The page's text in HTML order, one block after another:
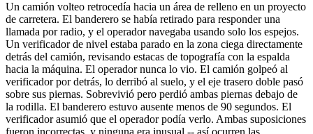
Un camión volteo retrocedía hacia un área de relleno en un proyecto
de carretera. El banderero se había retirado para responder una
llamada por radio, y el operador navegaba usando solo los espejos.
Un verificador de nivel estaba parado en la zona ciega directamente
detrás del camión, revisando estacas de topografía con la espalda
hacia la máquina. El operador nunca lo vio. El camión golpeó al
verificador por detrás, lo derribó al suelo, y el eje trasero doble pasó
sobre sus piernas. Sobrevivió pero perdió ambas piernas debajo de
la rodilla. El banderero estuvo ausente menos de 90 segundos. El
verificador asumió que el operador podía verlo. Ambas suposiciones